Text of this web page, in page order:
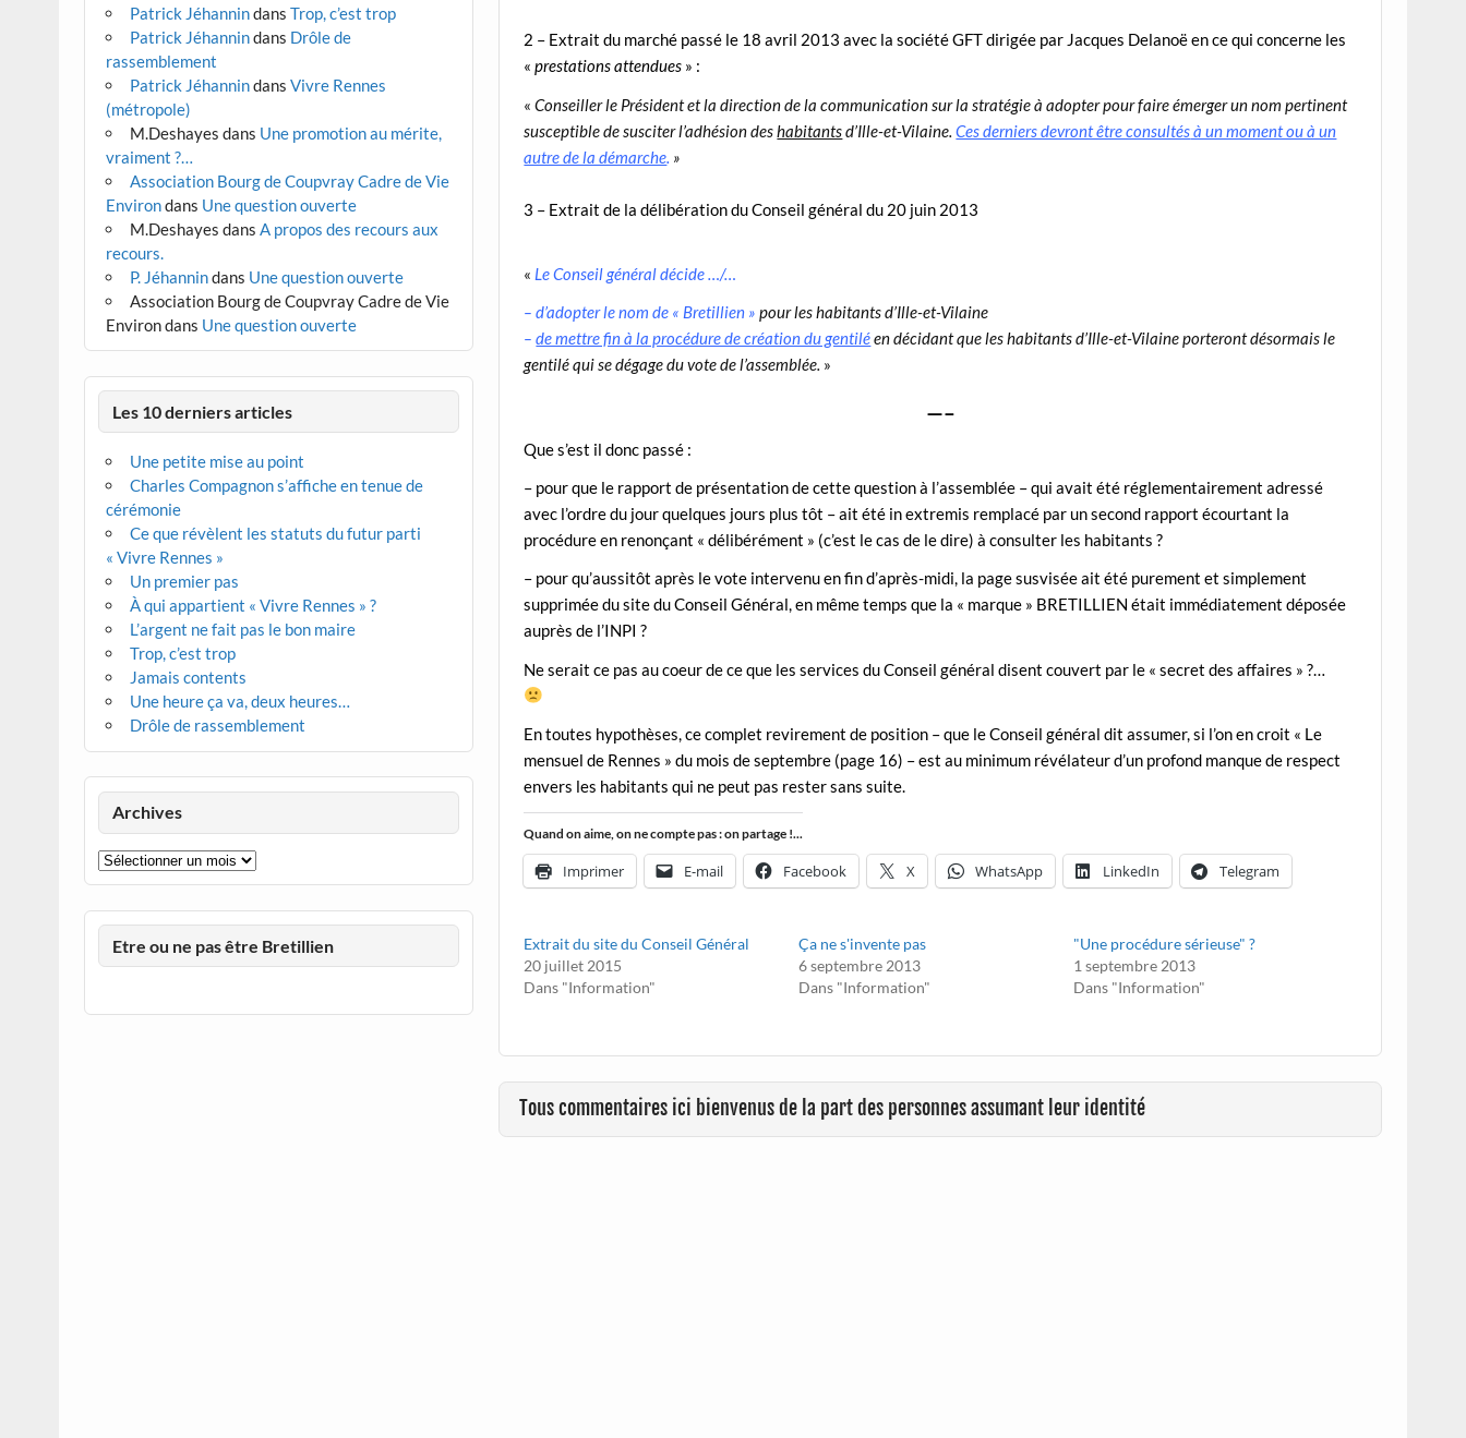
2 – Extrait du marché passé le 18 avril 2013 avec la société GFTdirigée par Jacques Delanoë en ce qui concerne les
«prestations attendues » :
«Conseiller le Président et la direction de la communication sur la stratégie à adopter pourfaire émerger un nom pertinent
susceptible de susciter l’adhésion deshabitantsd’Ille-et-Vilaine.Ces derniers devront être consultésà un moment ou à un
autre de la démarche. »
3 – Extrait de la délibération du Conseil général du 20 juin 2013
« Le Conseil général décide …/…
–d’adopter le nom de « Bretillien » pour les habitants d’Ille-et-Vilaine
–de mettre fin à la procédure de création du gentiléen décidant que les habitants d’Ille-et-Vilaine porteront désormais le
gentilé qui se dégage du vote de l’assemblée. »
—–
Que s’est il donc passé :
– pour que le rapport de présentation de cette question à l’assemblée – qui avait été réglementairement adressé
avec l’ordre du jour quelques jours plus tôt – ait été in extremis remplacé par un second rapport écourtant la
procédure en renonçant « délibérément » (c’est le cas de le dire) à consulter les habitants ?
– pour qu’aussitôt après le vote intervenu en fin d’après-midi, la page susvisée ait été purement et simplement
supprimée du site du Conseil Général, en même temps que la « marque » BRETILLIEN était immédiatement déposée
auprès de l’INPI ?
Ne serait ce pas au coeur de ce que les services du Conseil général disent couvert par le « secret des affaires » ?…
En toutes hypothèses, ce complet revirement de position – que le Conseil général dit assumer, si l’on en croit « Le
mensuel de Rennes » du mois de septembre (page 16) – est au minimum révélateur d’un profond manque de respect
envers les habitants qui ne peut pas rester sans suite.
Quand on aime, on ne compte pas : on partage !...
Imprimer E-mail Facebook X WhatsApp LinkedIn Telegram
Extrait du site du Conseil Général
20 juillet 2015
Dans "Information"
Ça ne s'invente pas
6 septembre 2013
Dans "Information"
"Une procédure sérieuse" ?
1 septembre 2013
Dans "Information"
Tous commentaires ici bienvenus de la part des personnes assumant leur identité
Patrick Jéhannindans Trop, c’est trop
Patrick Jéhannindans Drôle de
rassemblement
Patrick Jéhannindans Vivre Rennes
(métropole)
M.Deshayes dans Une promotion au mérite,
vraiment ?…
Association Bourg de Coupvray Cadre de Vie
Environdans Une question ouverte
M.Deshayes dans A propos des recours aux
recours.
P. Jéhannindans Une question ouverte
Association Bourg de Coupvray Cadre de Vie
Environdans Une question ouverte
Les 10 derniers articles
Une petite mise au point
Charles Compagnon s’affiche en tenue de
cérémonie
Ce que révèlent les statuts du futur parti
« Vivre Rennes »
Un premier pas
À qui appartient « Vivre Rennes » ?
L’argent ne fait pas le bon maire
Trop, c’est trop
Jamais contents
Une heure ça va, deux heures…
Drôle de rassemblement
Archives
Archives
Etre ou ne pas être Bretillien